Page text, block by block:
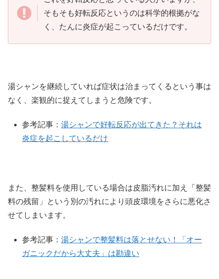
そもそも好転反応というのは科学的根拠がな
く、たんに炎症が起こっているだけです。
湯シャンを継続していれば症状は治まってくるという事は
なく、楽観的に捉えてしまうと危険です。
参考記事：湯シャンで好転反応が出てきた？それは
炎症を起こしているだけ
また、整髪料を使用している場合は皮脂汚れに加え「整髪
料の残留」という別の汚れにより頭皮環境をさらに悪化さ
せてしまいます。
参考記事：湯シャンで整髪料は落とせない！「オー
ガニックだから大丈夫」は勘違い